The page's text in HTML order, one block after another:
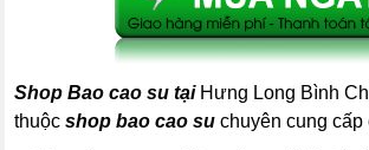
Shop Bao cao su tại Hưng Long Bình
thuộcshop bao cao suchuyên cung cấp